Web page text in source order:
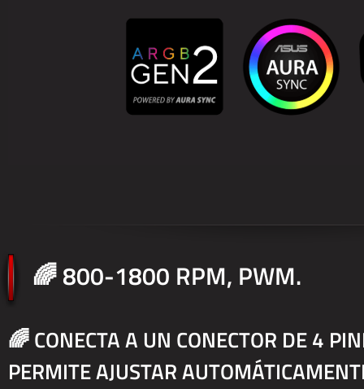
🌈 800-1800 RPM, PWM.
🌈 CONECTA A UN CONECTOR DE 4
PERMITE AJUSTAR